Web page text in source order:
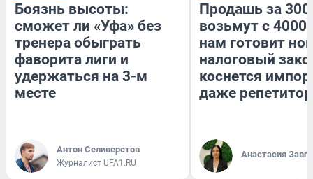
Боязнь высоты:
сможет ли «Уфа» без
тренера обыграть
фаворита лиги и
удержаться на 3-м
месте
Антон Селиверстов
Журналист UFA1.RU
Продашь за
возьмут с
нам готовит
налоговый
коснется
даже
Анастасия